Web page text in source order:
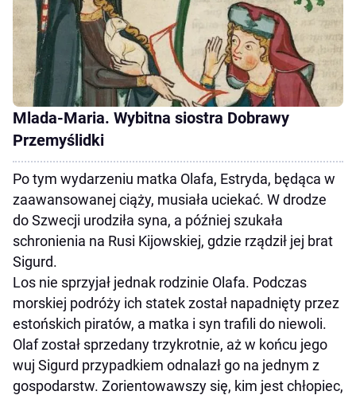
Mlada-Maria. Wybitna siostra Dobrawy
Przemyślidki
Po tym wydarzeniu matka Olafa, Estryda, będąca w
zaawansowanej ciąży, musiała uciekać. W drodze
do Szwecji urodziła syna, a później szukała
schronienia na Rusi Kijowskiej, gdzie rządził jej brat
Sigurd.
Los nie sprzyjał jednak rodzinie Olafa. Podczas
morskiej podróży ich statek został napadnięty przez
estońskich piratów, a matka i syn trafili do niewoli.
Olaf został sprzedany trzykrotnie, aż w końcu jego
wuj Sigurd przypadkiem odnalazł go na jednym z
gospodarstw. Zorientowawszy się, kim jest chłopiec,